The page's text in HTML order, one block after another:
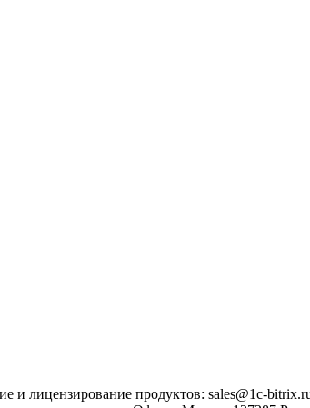
и лицензирование продуктов: sales@1c-